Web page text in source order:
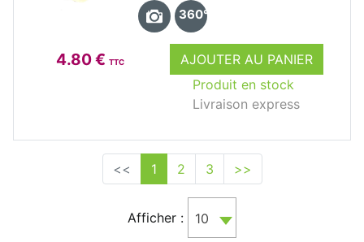
4.80 € TTC
AJOUTER AU PANIER
Produit en stock
Livraison express
360°
<< 1 2 3 >>
Afficher : 10